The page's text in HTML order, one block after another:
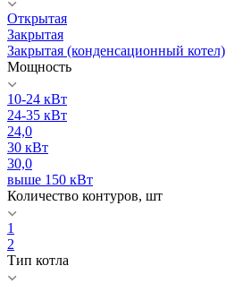
Открытая
Закрытая
Закрытая (конденсационный котел)
Мощность
10-24 кВт
24-35 кВт
24,0
30 кВт
30,0
выше 150 кВт
Количество контуров, шт
1
2
Тип котла